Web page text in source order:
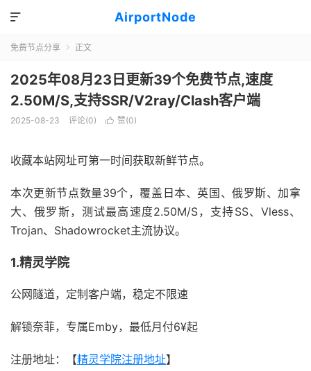
AirportNode

免费节点分享  正文
2025年08月23日更新39个免费节点,速度
2.50M/S,支持SSR/V2ray/Clash客户端
2025-08-23 评论(0)  赞(0)
收藏本站网址可第一时间获取新鲜节点。
本次更新节点数量39个，覆盖日本、英国、俄罗斯、加拿
大、俄罗斯，测试最高速度2.50M/S，支持SS、Vless、
Trojan、Shadowrocket主流协议。
1.精灵学院
公网隧道，定制客户端，稳定不限速
解锁奈菲，专属Emby，最低月付6¥起
注册地址：【精灵学院注册地址】